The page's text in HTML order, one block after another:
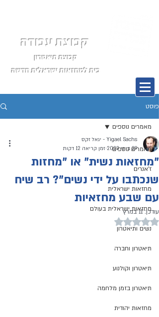
קבוצת עבודה
קבוצת תיאטרון
בית למחזאות ישראלית חדשה
תפריט
פוסט
מאמרים נוספים
ז'אנרים
מחזאות ישראלית
מחזאות ישראלית בעולם
נשים ותיאטרון
תיאטרון וחברה
תיאטרון וקולנוע
תיאטרון בזמן מלחמה
מחזאות יהודית
מאמרים נוספים
"מחזאות נשית" או "מחזות
שנכתבו על ידי נשים"? רב שיח
עם שבע מחזאיות
Yigael Sachs - יגאל זקס
29 ביוני 2022
זמן קריאה 12 דקות
עודכן:11 במרץ
דירוג של NaN מתוך 5 כוכבים